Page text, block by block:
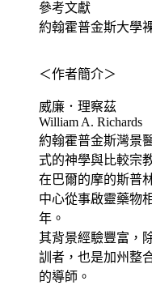
參考文獻
約翰霍普金斯大學
＜作者簡介＞
威廉．理察茲
William A. Richards
約翰霍普金斯灣景
式的神學與比較宗
在巴爾的摩的斯普
中心從事啟靈藥物
年。
其背景經驗豐富，
訓者，也是加州整
的導師。